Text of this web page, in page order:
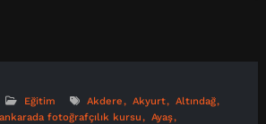
Eğitim Akdere Akyurt
Altındağ
ankarada fotoğrafçılık kursu
Ayaş